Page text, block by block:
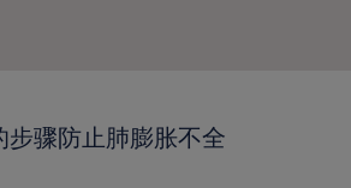
步骤防止肺膨胀不全